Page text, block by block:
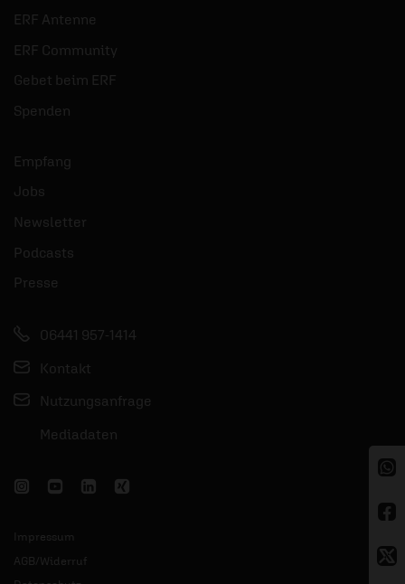
ERF Antenne
ERF Community
Gebet beim ERF
Spenden
Empfang
Jobs
Newsletter
Podcasts
Presse
06441 957-1414
Kontakt
Nutzungsanfrage
Mediadaten
Impressum
AGB/Widerruf